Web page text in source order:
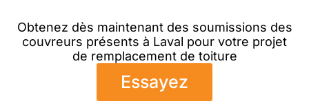
Obtenez dès maintenant des soumissions des
couvreurs présents à Laval pour votre projet
de remplacement de toiture
Essayez